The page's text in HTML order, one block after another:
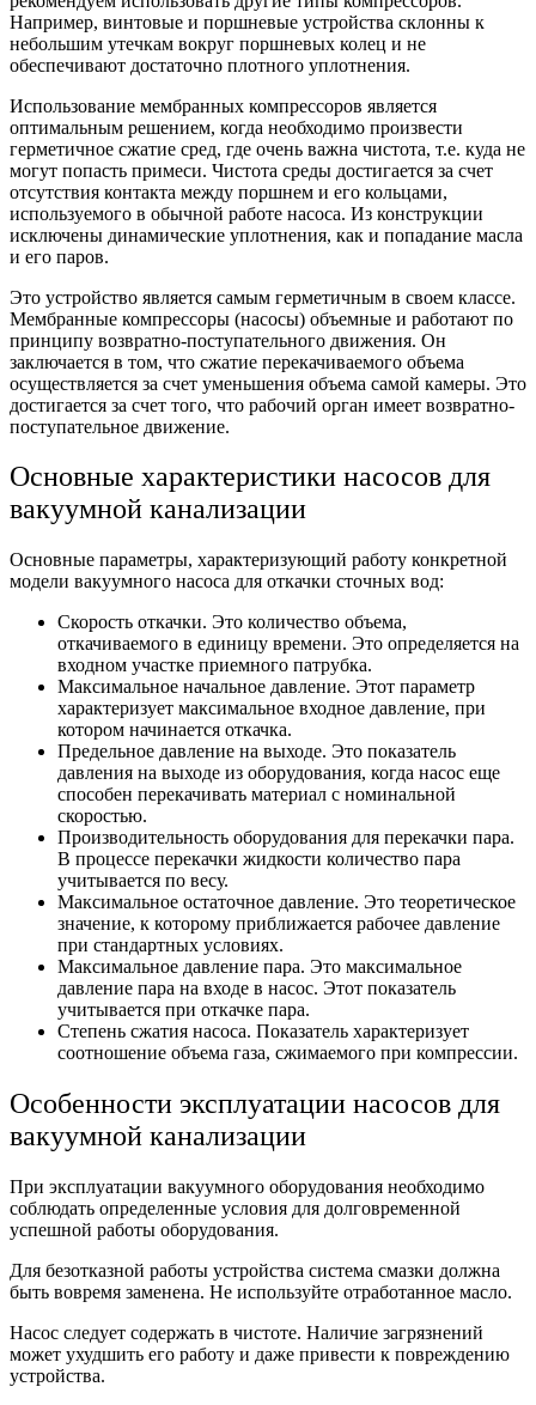
Например, винтовые и поршневые устройства склонны к
небольшим утечкам вокруг поршневых колец и не
обеспечивают достаточно плотного уплотнения.
Использование мембранных компрессоров является
оптимальным решением, когда необходимо произвести
герметичное сжатие сред, где очень важна чистота, т.е. куда не
могут попасть примеси. Чистота среды достигается за счет
отсутствия контакта между поршнем и его кольцами,
используемого в обычной работе насоса. Из конструкции
исключены динамические уплотнения, как и попадание масла
и его паров.
Это устройство является самым герметичным в своем классе.
Мембранные компрессоры (насосы) объемные и работают по
принципу возвратно-поступательного движения. Он
заключается в том, что сжатие перекачиваемого объема
осуществляется за счет уменьшения объема самой камеры. Это
достигается за счет того, что рабочий орган имеет возвратно-
поступательное движение.
Основные характеристики насосов для
вакуумной канализации
Основные параметры, характеризующий работу конкретной
модели вакуумного насоса для откачки сточных вод:
Скорость откачки. Это количество объема,
откачиваемого в единицу времени. Это определяется на
входном участке приемного патрубка.
Максимальное начальное давление. Этот параметр
характеризует максимальное входное давление, при
котором начинается откачка.
Предельное давление на выходе. Это показатель
давления на выходе из оборудования, когда насос еще
способен перекачивать материал с номинальной
скоростью.
Производительность оборудования для перекачки пара.
В процессе перекачки жидкости количество пара
учитывается по весу.
Максимальное остаточное давление. Это теоретическое
значение, к которому приближается рабочее давление
при стандартных условиях.
Максимальное давление пара. Это максимальное
давление пара на входе в насос. Этот показатель
учитывается при откачке пара.
Степень сжатия насоса. Показатель характеризует
соотношение объема газа, сжимаемого при компрессии.
Особенности эксплуатации насосов для
вакуумной канализации
При эксплуатации вакуумного оборудования необходимо
соблюдать определенные условия для долговременной
успешной работы оборудования.
Для безотказной работы устройства система смазки должна
быть вовремя заменена. Не используйте отработанное масло.
Насос следует содержать в чистоте. Наличие загрязнений
может ухудшить его работу и даже привести к повреждению
устройства.